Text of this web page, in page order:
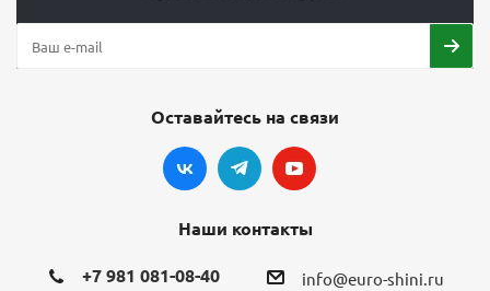
Оставайтесь на связи
Наши контакты
+7 981 081-08-40 info@euro-shini.ru